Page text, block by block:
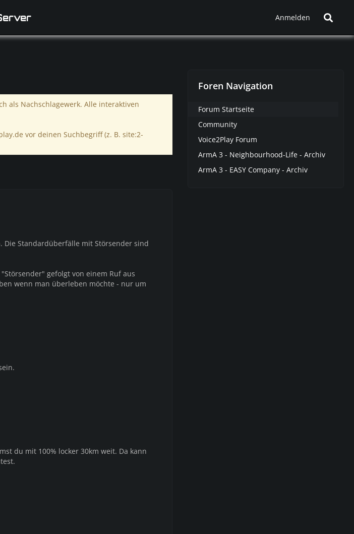
Anmelden
als Nachschlagewerk. Alle interaktiven
vor deinen Suchbegriff (z. B. site:2-
Standardüberfälle mit Störsender sind
gefolgt von einem Ruf aus
wenn man überleben möchte - nur um
du mit 100% locker 30km weit. Da kann
Foren Navigation
Forum Startseite
Community
Voice2Play Forum
ArmA 3 - Neighbourhood-Life - Archiv
ArmA 3 - EASY Company - Archiv